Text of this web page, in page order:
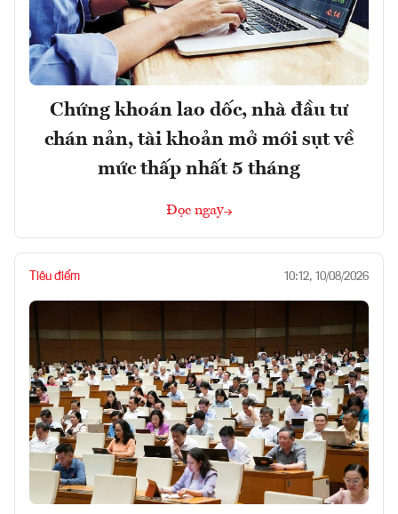
Chứng khoán lao dốc, nhà đầu tư
chán nản, tài khoản mở mới sụt về
mức thấp nhất 5 tháng
Đọc ngay
Tiêu điểm 10:12, 10/08/2026